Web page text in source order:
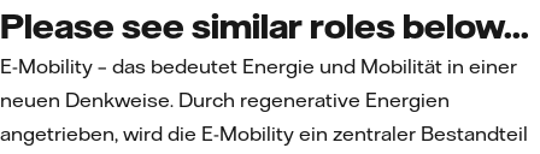
Please see similar roles below...
E-Mobility – das bedeutet Energie und Mobilität in einer
neuen Denkweise. Durch regenerative Energien
angetrieben, wird die E-Mobility ein zentraler Bestandteil